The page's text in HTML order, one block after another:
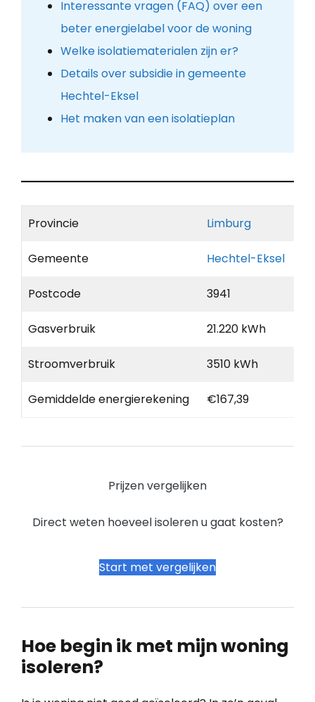
Interessante vragen (FAQ) over een
beter energielabel voor de woning
Welke isolatiematerialen zijn er?
Details over subsidie in gemeente
Hechtel-Eksel
Het maken van een isolatieplan
Provincie Limburg
Gemeente Hechtel-Eksel
Postcode 3941
Gasverbruik 21.220 kWh
Stroomverbruik 3510 kWh
Gemiddelde energierekening €167,39
Prijzen vergelijken
Direct weten hoeveel isoleren u gaat kosten?
Start met vergelijken
Hoe begin ik met mijn woning
isoleren?